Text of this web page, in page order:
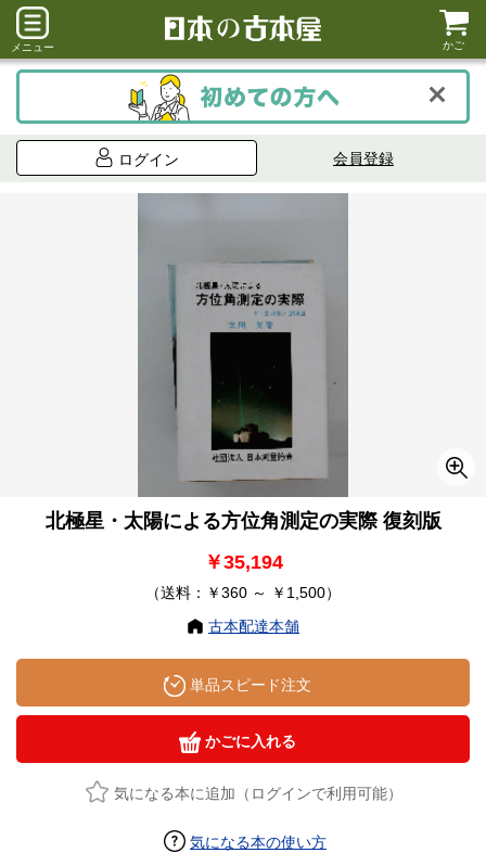
メニュー かご
ログイン 会員登録
北極星・太陽による方位角測定の実際 復刻版
￥35,194
（送料：￥360 ～ ￥1,500）
古本配達本舗
単品スピード注文
かごに入れる
気になる本に追加（ログインで利用可能）
気になる本の使い方